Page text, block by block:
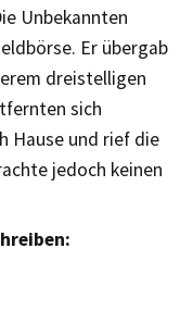
Unbekannten
Er übergab
dreistelligen
sich
Hause und rief die
jedoch keinen